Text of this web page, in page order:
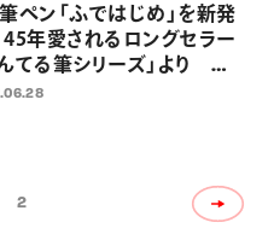
ペン「ふではじめ」を新発
年愛されるロングセラー
んてる筆シリーズ」より
年7月12日発売
2